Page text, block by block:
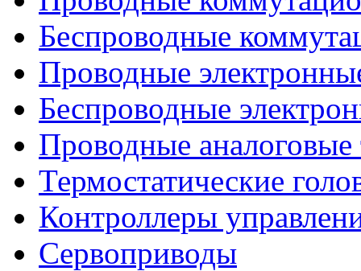
Беспроводные
Проводные
Беспроводные
Проводные аналоговые
Термостатические
Контроллеры
Сервоприводы